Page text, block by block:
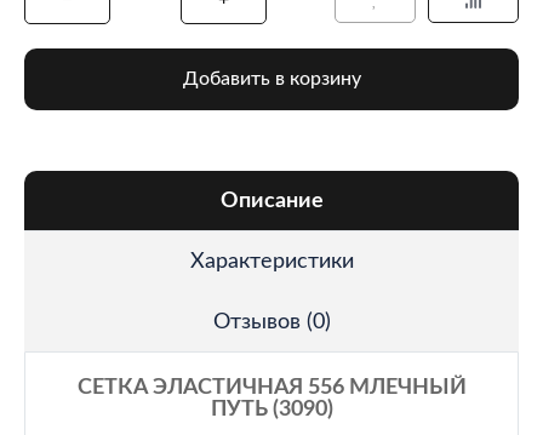
Добавить в корзину
Описание
Характеристики
Отзывов (0)
СЕТКА ЭЛАСТИЧНАЯ 556 МЛЕЧНЫЙ
ПУТЬ (3090)